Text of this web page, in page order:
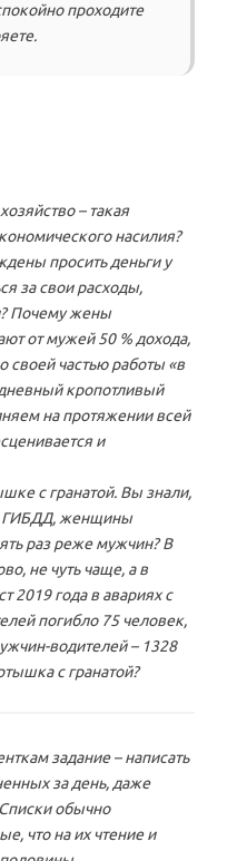
проходите
– такая
насилия?
просить деньги у
за свои расходы,
Почему жены
от мужей 50 % дохода,
своей частью работы «в
кропотливый
на протяжении всей
и
с гранатой. Вы знали,
ГИБДД, женщины
раз реже мужчин? В
не чуть чаще, а в
2019 года в авариях с
погибло 75 человек,
водителей – 1328
с гранатой?
задание – написать
за день, даже
обычно
что на их чтение и